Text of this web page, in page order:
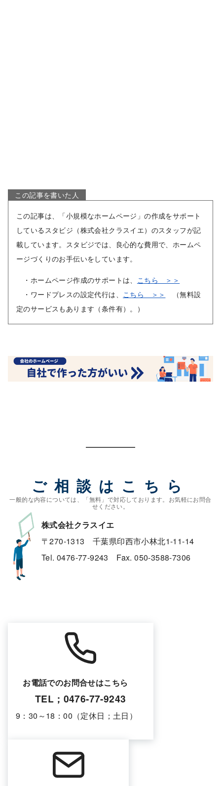
この記事を書いた人
この記事は、「小規模なホームページ」の作成をサポート
しているスタビジ（株式会社クラスイエ）のスタッフが記
載しています。スタビジでは、良心的な費用で、ホームペ
ージづくりのお手伝いをしています。
・ホームページ作成のサポートは、 こちら ＞＞
・ワードプレスの設定代行は、 こちら ＞＞
（無料設
定のサービスもあります（条件有）。）
ご相談はこちら
株式会社クラスイエ
〒270-1313 千葉県印西市小林北1-11-14
Tel. 0476-77-9243 Fax. 050-3588-7306
お電話でのお問合せはこちら
TEL；0476-77-9243
9：30～18：00（定休日；土日）